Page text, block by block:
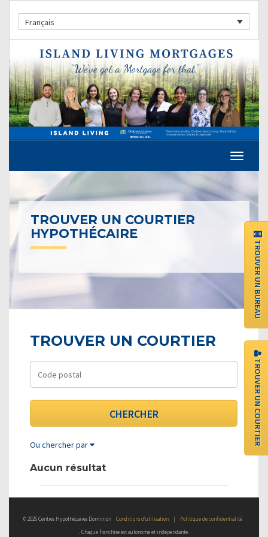
TROUVER UN BUREAU
TROUVER UN COURTIER
Français
TROUVER UN COURTIER
HYPOTHÉCAIRE
TROUVER UN COURTIER
Ou chercher par
Aucun résultat
© 2026 Centres Hypothécaires Dominion Conditions d’utilisation |
Politique de confidentialité
. Chaque franchise est autonome et indépendante.